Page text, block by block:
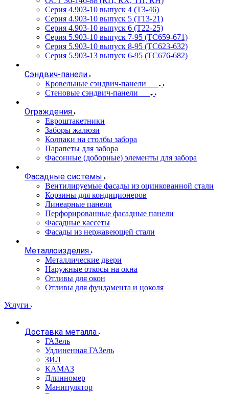
Серия 4.903-10 выпуск 4 (Т3-46)
Серия 4.903-10 выпуск 5 (Т13-21)
Серия 4.903-10 выпуск 6 (Т22-25)
Серия 5.903-10 выпуск 7-95 (ТС659-671)
Серия 5.903-10 выпуск 8-95 (ТС623-632)
Серия 5.903-13 выпуск 6-95 (ТС676-682)
Сэндвич-панели
Кровельные сэндвич-панели
Стеновые сэндвич-панели
Ограждения
Евроштакетники
Заборы жалюзи
Колпаки на столбы забора
Парапеты для забора
Фасонные (доборные) элементы для забора
Фасадные системы
Вентилируемые фасады из оцинкованной стали
Корзины для кондиционеров
Линеарные панели
Перфорированные фасадные панели
Фасадные кассеты
Фасады из нержавеющей стали
Металлоизделия
Металлические двери
Наружные откосы на окна
Отливы для окон
Отливы для фундамента и цоколя
Услуги
Доставка металла
ГАЗель
Удлиненная ГАЗель
ЗИЛ
КАМАЗ
Длинномер
Манипулятор